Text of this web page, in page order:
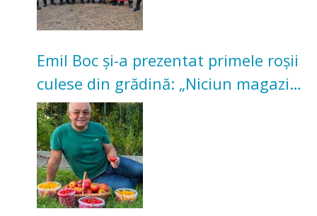
Emil Boc și-a prezentat primele roșii
culese din grădină: „Niciun magazin
nu poate oferi această satisfacție”